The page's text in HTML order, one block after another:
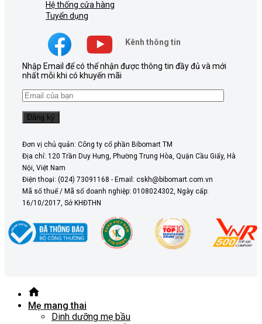
Hệ thống cửa hàng
Tuyển dụng
Kênh thông tin
Nhập Email để có thể nhận được thông tin đầy đủ và mới
nhất mỗi khi có khuyến mãi
Đơn vị chủ quản: Công ty cổ phần Bibomart TM
Địa chỉ: 120 Trần Duy Hưng, Phường Trung Hòa, Quận Cầu Giấy, Hà
Nội, Việt Nam
Điện thoại: (024) 73091168 - Email: cskh@bibomart.com.vn
Mã số thuế / Mã số doanh nghiệp: 0108024302, Ngày cấp:
16/10/2017, Sở KHĐTHN
Mẹ mang thai
Dinh dưỡng mẹ bầu